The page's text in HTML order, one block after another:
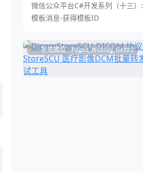
微信公众平台C#开发系列（十三）:
模板消息-获得模板ID
补充展位 Pages_Weblog_Get#3